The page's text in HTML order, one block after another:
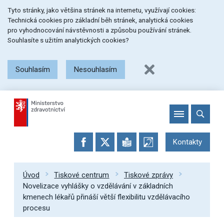
na
menu
na
obsah
na
patičku
stránky
Tyto stránky, jako většina stránek na internetu, využívají cookies:
Technická cookies pro základní běh stránek, analytická cookies
pro vyhodnocování návstěvnosti a způsobu používání stránek.
Souhlasíte s užitím analytických cookies?
Souhlasím Nesouhlasím
Kontakty
Úvod Tiskové centrum
Tiskové zprávy
Novelizace vyhlášky o vzdělávání v základních
kmenech lékařů přináší větší flexibilitu vzdělávacího
procesu